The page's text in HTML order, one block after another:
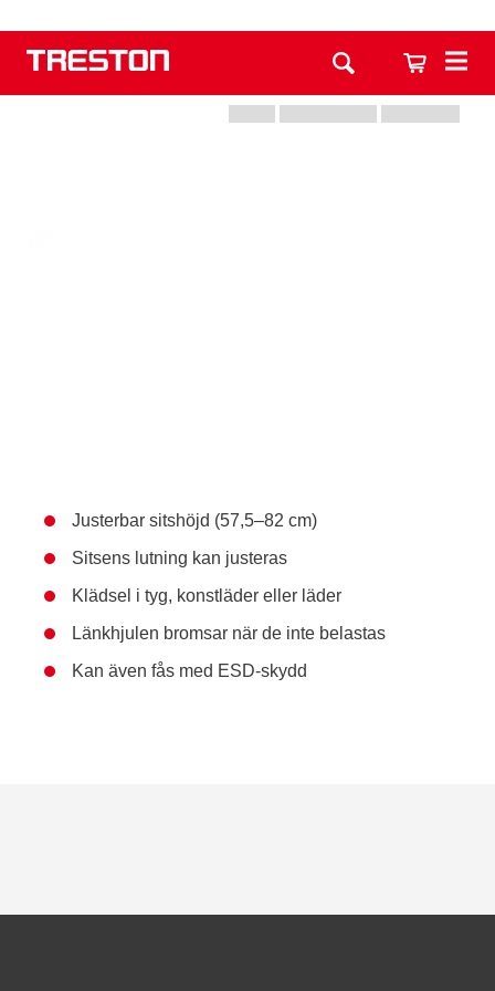
Justerbar sitshöjd (57,5–82 cm)
Sitsens lutning kan justeras
Klädsel i tyg, konstläder eller läder
Länkhjulen bromsar när de inte belastas
Kan även fås med ESD-skydd